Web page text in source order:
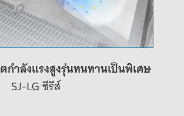
ำลังแรงสูงรุ่นทนทานเป็นพิเศษ
SJ-LG ซีรีส์